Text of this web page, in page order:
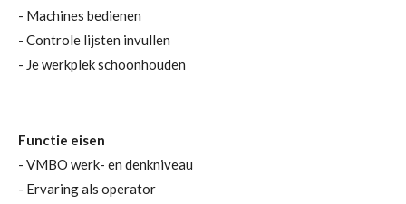
- Machines bedienen
- Controle lijsten invullen
- Je werkplek schoonhouden
Functie eisen
- VMBO werk- en denkniveau
- Ervaring als operator